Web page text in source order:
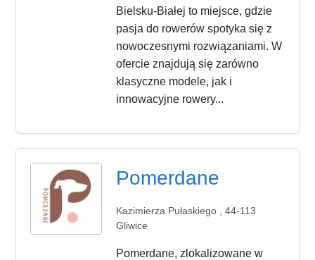
Bielsku-Białej to miejsce, gdzie
pasja do rowerów spotyka się z
nowoczesnymi rozwiązaniami. W
ofercie znajdują się zarówno
klasyczne modele, jak i
innowacyjne rowery...
Pomerdane
Kazimierza Pułaskiego , 44-113
Gliwice
Pomerdane, zlokalizowane w